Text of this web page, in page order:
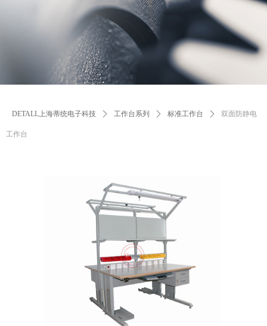
DETALL上海蒂统电子科技 ꄲ 工作台系列 ꄲ 标准工作台 ꄲ 双面防静电
工作台